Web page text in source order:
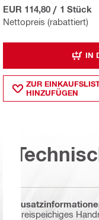
Nettopreis (rabattiert)
EUR 114,80 / 1 Stück
IN
ZUR
HINZUFÜGEN
Dreispeichiges